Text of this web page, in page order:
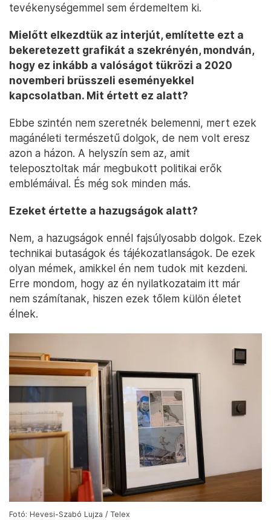
tevékenységemmel sem érdemeltem ki.
Mielőtt elkezdtük az interjút, említette ezt a
bekeretezett grafikát a szekrényén, mondván,
hogy ez inkább a valóságot tükrözi a 2020
novemberi brüsszeli eseményekkel
kapcsolatban. Mit értett ez alatt?
Ebbe szintén nem szeretnék belemenni, mert ezek
magánéleti természetű dolgok, de nem volt eresz
azon a házon. A helyszín sem az, amit
teleposztoltak már megbukott politikai erők
emblémáival. És még sok minden más.
Ezeket értette a hazugságok alatt?
Nem, a hazugságok ennél fajsúlyosabb dolgok. Ezek
technikai butaságok és tájékozatlanságok. De ezek
olyan mémek, amikkel én nem tudok mit kezdeni.
Erre mondom, hogy az én nyilatkozataim itt már
nem számítanak, hiszen ezek tőlem külön életet
élnek.
Fotó: Hevesi-Szabó Lujza / Telex